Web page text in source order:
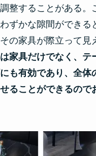
整することがある。
ずかな隙間ができる
の家具が際立って見
家具だけでなく、テ
も有効であり、全体
ることができるので